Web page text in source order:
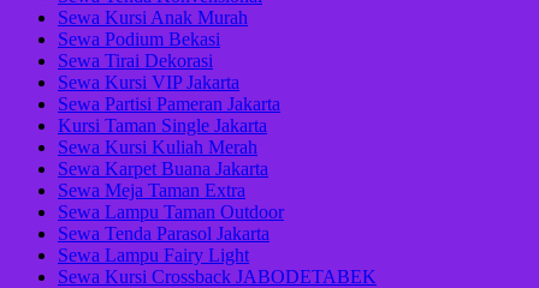
Sewa Kursi Anak Murah
Sewa Podium Bekasi
Sewa Tirai Dekorasi
Sewa Kursi VIP Jakarta
Sewa Partisi Pameran Jakarta
Kursi Taman Single Jakarta
Sewa Kursi Kuliah Merah
Sewa Karpet Buana Jakarta
Sewa Meja Taman Extra
Sewa Lampu Taman Outdoor
Sewa Tenda Parasol Jakarta
Sewa Lampu Fairy Light
Sewa Kursi Crossback JABODETABEK